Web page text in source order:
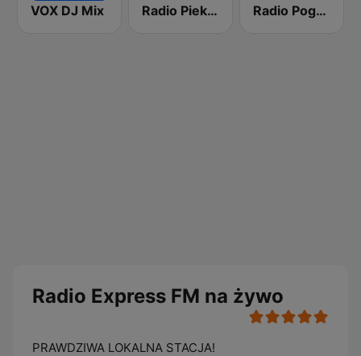
VOX DJ Mix Radio Piekary Radio Pogoda
Radio Express FM na żywo
PRAWDZIWA LOKALNA STACJA!